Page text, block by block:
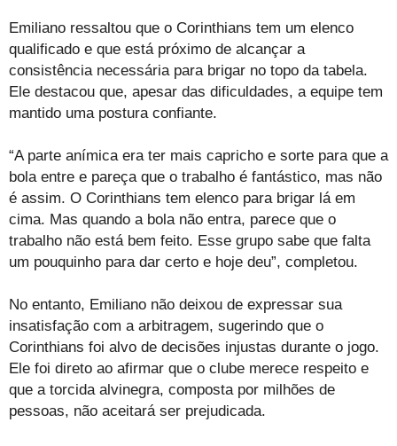
Emiliano ressaltou que o Corinthians tem um elenco
qualificado e que está próximo de alcançar a
consistência necessária para brigar no topo da tabela.
Ele destacou que, apesar das dificuldades, a equipe tem
mantido uma postura confiante.
“A parte anímica era ter mais capricho e sorte para que a
bola entre e pareça que o trabalho é fantástico, mas não
é assim. O Corinthians tem elenco para brigar lá em
cima. Mas quando a bola não entra, parece que o
trabalho não está bem feito. Esse grupo sabe que falta
um pouquinho para dar certo e hoje deu”, completou.
No entanto, Emiliano não deixou de expressar sua
insatisfação com a arbitragem, sugerindo que o
Corinthians foi alvo de decisões injustas durante o jogo.
Ele foi direto ao afirmar que o clube merece respeito e
que a torcida alvinegra, composta por milhões de
pessoas, não aceitará ser prejudicada.